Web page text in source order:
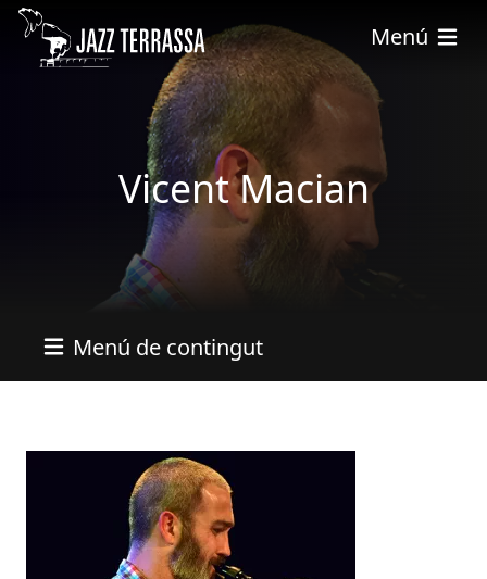
Skip to main content
Menú
Vicent Macian
Menú de contingut